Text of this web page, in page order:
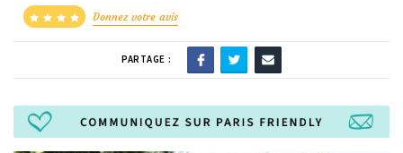
Donnez votre avis
PARTAGE :